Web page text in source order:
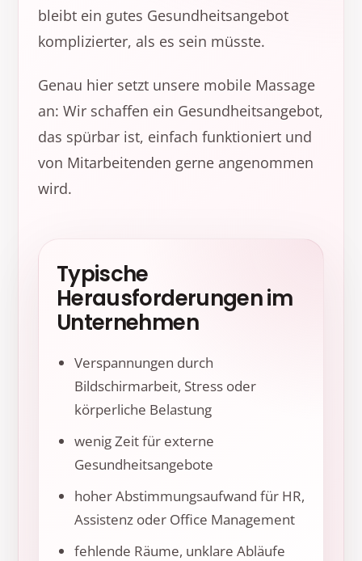
bleibt ein gutes Gesundheitsangebot
komplizierter, als es sein müsste.
Genau hier setzt unsere mobile Massage
an: Wir schaffen ein Gesundheitsangebot,
das spürbar ist, einfach funktioniert und
von Mitarbeitenden gerne angenommen
wird.
Typische
Herausforderungen im
Unternehmen
Verspannungen durch
Bildschirmarbeit, Stress oder
körperliche Belastung
wenig Zeit für externe
Gesundheitsangebote
hoher Abstimmungsaufwand für HR,
Assistenz oder Office Management
fehlende Räume, unklare Abläufe